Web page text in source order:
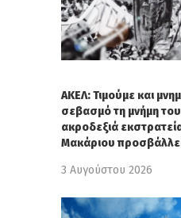
ΑΚΕΛ: Τιμούμε και
σεβασμό τη μνήμη
ακροδεξιά
Μακάριου
3 Αυγούστου 2026